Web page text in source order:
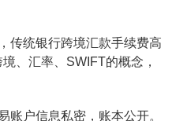
传统银行跨境汇款手续费高
、汇率、SWIFT的概念，
账户信息私密，账本公开。